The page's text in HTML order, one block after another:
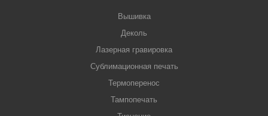
Вышивка
Деколь
Лазерная гравировка
Сублимационная печать
Термоперенос
Тампопечать